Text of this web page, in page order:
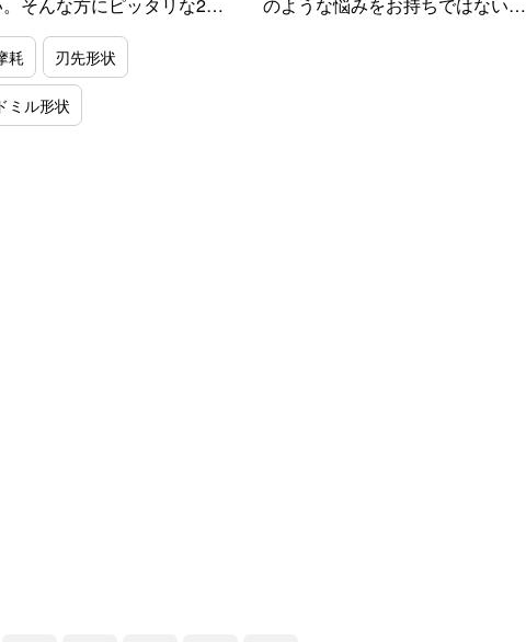
そんな方にピッタリな2…
耗 刃先形状
ミル形状
のような悩みをお持ちではない…